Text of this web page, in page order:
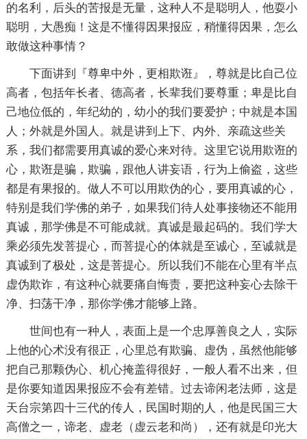
的名利，后头的苦报是无量，这种人不是聪明人，他耍小
聪明，大愚痴！这是不懂得因果报应，稍懂得因果，怎么
敢做这种事情？
下面讲到『尊卑中外，更相欺诳』，尊就是比自己位
高者，包括年长者、德高者，长辈我们要尊重；卑是比自
己地位低的，年纪幼的，幼小的我们要爱护；中就是本国
人；外就是外国人。就是讲到上下、内外、亲疏这些关
系，我们都需要用真诚的爱心来对待。这里它说用欺诳的
心，欺诳是骗，欺骗，跟他人讲妄语，行为上偷盗，这些
都是有果报的。做人不可以用欺伪的心，要用真诚的心，
特别是我们学佛的弟子，如果我们待人处事接物还不能用
真诚，那学佛是不可能成就。真诚是最起码的。我们学大
乘必须先发菩提心，而菩提心的体就是至诚心，至诚就是
真诚到了极处，这是菩提心。所以我们不能在心里有半点
虚伪欺诈，有这种心就要痛自悔责，要把这种妄心去除干
净、扫荡干净，那你学佛才能够上路。
世间也有一种人，表面上是一个忠厚善良之人，实际
上他的心术没有很正，心里总有欺骗、虚伪，虽然他能够
把自己那颗伪心、机心掩盖得很好，一般人看不出来，但
是你要知道因果报应不会有差错。过去谛闲老法师，这是
天台宗第四十三代的传人，民国时期的人，他是民国三大
高僧之一，谛老、虚老（虚云老和尚），还有就是印光大